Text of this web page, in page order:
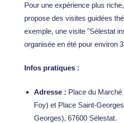
Pour une expérience plus
propose des visites guidées
exemple, une visite "Sélestat
organisée en été pour environ
Infos pratiques :
Adresse : Place du
Foy) et Place Saint-
Georges), 67600 Sélestat.